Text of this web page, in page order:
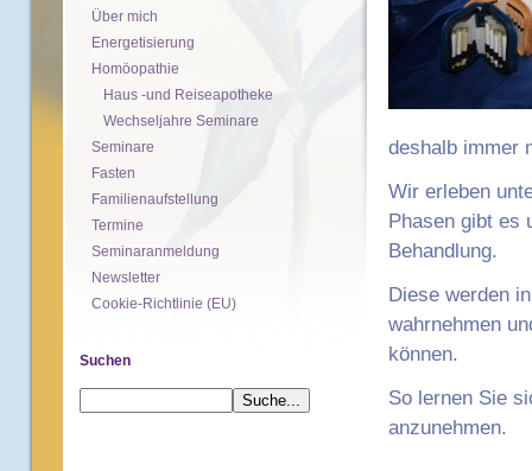
Über mich
Energetisierung
Homöopathie
Haus -und Reiseapotheke
Wechseljahre Seminare
Seminare
Fasten
Familienaufstellung
Termine
Seminaranmeldung
Newsletter
Cookie-Richtlinie (EU)
Suchen
deshalb immer
Wir erleben
Phasen gibt es
Behandlung.
Diese werden
wahrnehmen
können.
So lernen Sie
anzunehmen.